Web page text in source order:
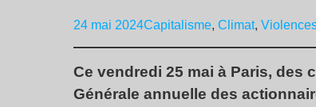
24 mai 2024Capitalisme, Climat,
Ce vendredi 25 mai à Paris, des
Générale annuelle des